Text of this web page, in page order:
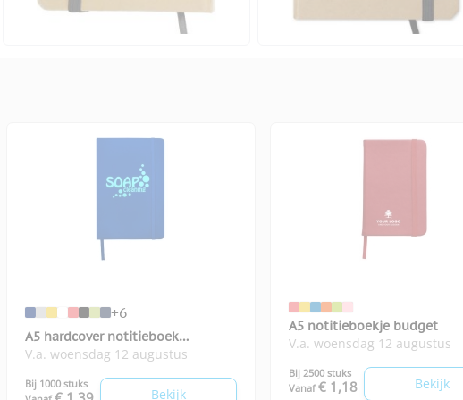
+6
A5 hardcover notitieboek
Spectrum
V.a. woensdag 12 augustus
Bij 1000 stuks
Bekijk
A5 notitieboekje budget
V.a. woensdag 12 augustus
Bij 2500 stuks
Vanaf € 1,18 Bekijk